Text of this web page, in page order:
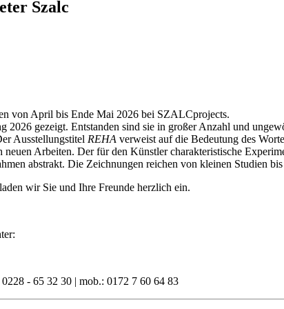
Szalc
von April bis Ende Mai 2026 bei SZALCprojects.
2026 gezeigt. Entstanden sind sie in großer Anzahl und
Ausstellungstitel REHA verweist auf die Bedeutung des
Arbeiten. Der für den Künstler charakteristische
abstrakt. Die Zeichnungen reichen von kleinen Studien
wir Sie und Ihre Freunde herzlich ein.
- 65 32 30 | mob.: 0172 7 60 64 83